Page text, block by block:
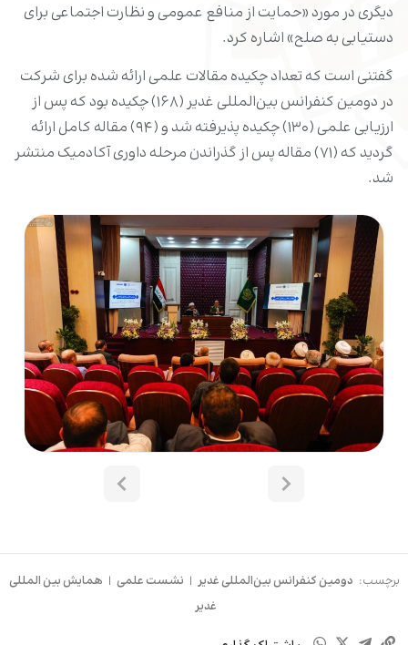
دیگری در مورد «حمایت از منافع عمومی و نظارت اجتماعی برای
دستیابی به صلح» اشاره کرد.
گفتنی است که تعداد چکیده مقالات علمی ارائه شده برای شرکت
در دومین کنفرانس بین‌المللی غدیر (۱۶۸) چکیده بود که پس از
ارزیابی علمی (۱۳۰) چکیده پذیرفته شد و (۹۴) مقاله کامل ارائه
گردید که (۷۱) مقاله پس از گذراندن مرحله داوری آکادمیک منتشر
شد.
برچسب: دومین کنفرانس بین‌المللی غدیر | نشست علمی | همایش بین المللی
غدیر